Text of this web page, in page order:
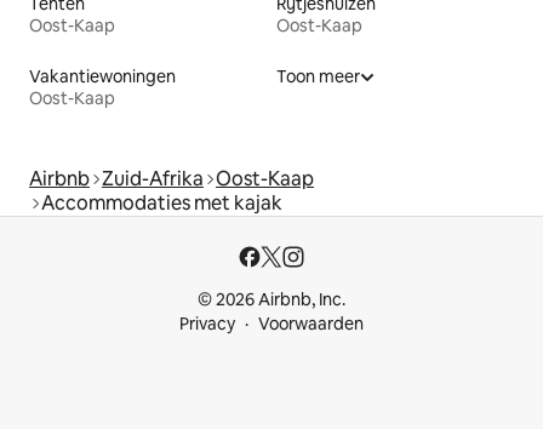
Oost-Kaap
Oost-Kaap
Vakantiewoningen
Oost-Kaap
Toon meer
Airbnb Zuid-Afrika Oost-Kaap
Accommodaties met kajak
© 2026 Airbnb, Inc.
Privacy
Voorwaarden